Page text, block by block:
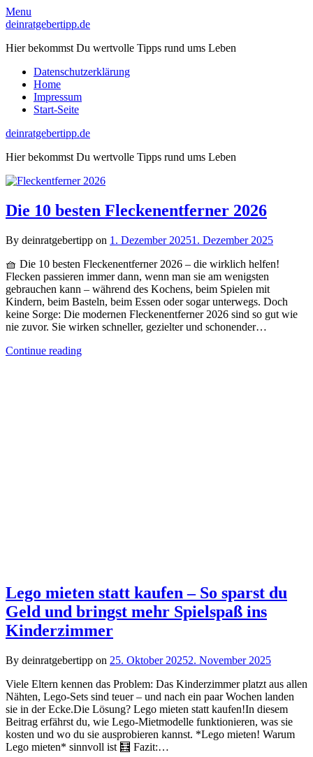
Skip
to
Menu
deinratgebertipp.de
Hier bekommst Du wertvolle Tipps rund ums Leben
Datenschutzerklärung
Home
Impressum
Start-Seite
deinratgebertipp.de
Hier bekommst Du wertvolle Tipps rund ums Leben
Die 10 besten Fleckenentferner 2026
By deinratgebertipp on 1. Dezember 20251. Dezember 2025
🧺 Die 10 besten Fleckenentferner 2026 – die wirklich helfen!
Flecken passieren immer dann, wenn man sie am wenigsten
gebrauchen kann – während des Kochens, beim Spielen mit
Kindern, beim Basteln, beim Essen oder sogar unterwegs. Doch
keine Sorge: Die modernen Fleckenentferner 2026 sind so gut wie
nie zuvor. Sie wirken schneller, gezielter und schonender…
Continue reading
Lego mieten statt kaufen – So sparst du
Geld und bringst mehr Spielspaß ins
Kinderzimmer
By deinratgebertipp on 25. Oktober 20252. November 2025
Viele Eltern kennen das Problem: Das Kinderzimmer platzt aus allen
Nähten, Lego-Sets sind teuer – und nach ein paar Wochen landen
sie in der Ecke.Die Lösung? Lego mieten statt kaufen!In diesem
Beitrag erfährst du, wie Lego-Mietmodelle funktionieren, was sie
kosten und wo du sie ausprobieren kannst. *Lego mieten! Warum
Lego mieten* sinnvoll ist 🧮 Fazit:…